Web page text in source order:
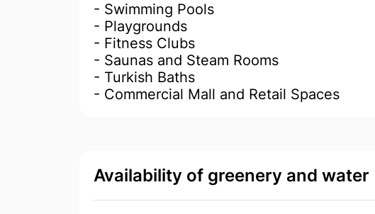
- Swimming Pools
- Playgrounds
- Fitness Clubs
- Saunas and Steam Rooms
- Turkish Baths
- Commercial Mall and Retail Spaces
Availability of greenery and water